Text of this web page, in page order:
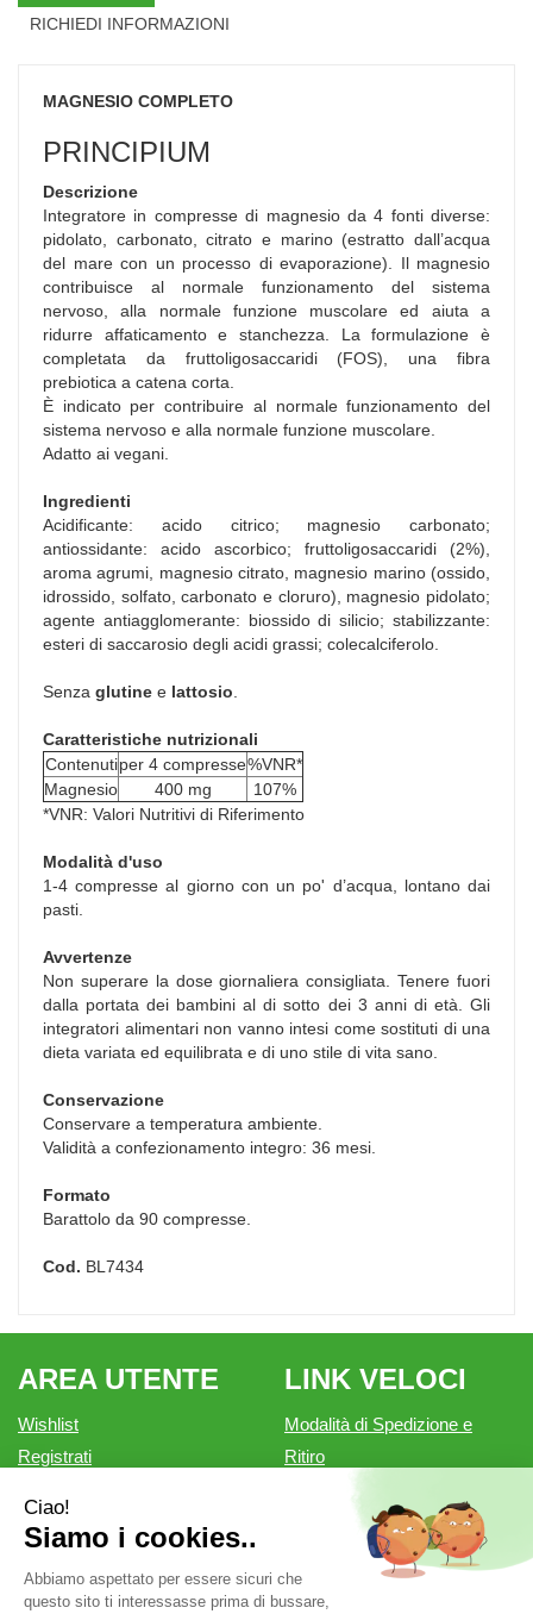
RICHIEDI INFORMAZIONI
MAGNESIO COMPLETO
PRINCIPIUM
Descrizione
Integratore in compresse di magnesio da 4 fonti diverse:
pidolato, carbonato, citrato e marino (estratto dall’acqua
del mare con un processo di evaporazione). Il magnesio
contribuisce al normale funzionamento del sistema
nervoso, alla normale funzione muscolare ed aiuta a
ridurre affaticamento e stanchezza. La formulazione è
completata da fruttoligosaccaridi (FOS), una fibra
prebiotica a catena corta.
È indicato per contribuire al normale funzionamento del
sistema nervoso e alla normale funzione muscolare.
Adatto ai vegani.
Ingredienti
Acidificante: acido citrico; magnesio carbonato;
antiossidante: acido ascorbico; fruttoligosaccaridi (2%),
aroma agrumi, magnesio citrato, magnesio marino (ossido,
idrossido, solfato, carbonato e cloruro), magnesio pidolato;
agente antiagglomerante: biossido di silicio; stabilizzante:
esteri di saccarosio degli acidi grassi; colecalciferolo.
Senza glutine e lattosio
Caratteristiche nutrizionali
Contenutiper 4 compresse%VNR*
Magnesio
400 mg
107%
*VNR: Valori Nutritivi di Riferimento
Modalità d'uso
1-4 compresse al giorno con un po' d’acqua, lontano dai
pasti.
Avvertenze
Non superare la dose giornaliera consigliata. Tenere fuori
dalla portata dei bambini al di sotto dei 3 anni di età. Gli
integratori alimentari non vanno intesi come sostituti di una
dieta variata ed equilibrata e di uno stile di vita sano.
Conservazione
Conservare a temperatura ambiente.
Validità a confezionamento integro: 36 mesi.
Formato
Barattolo da 90 compresse.
Cod. BL7434
AREA UTENTE
Wishlist
Registrati
Contatti
LINK VELOCI
Modalità di Spedizione e
Ritiro
Informativa privacy
Condizioni di vendita